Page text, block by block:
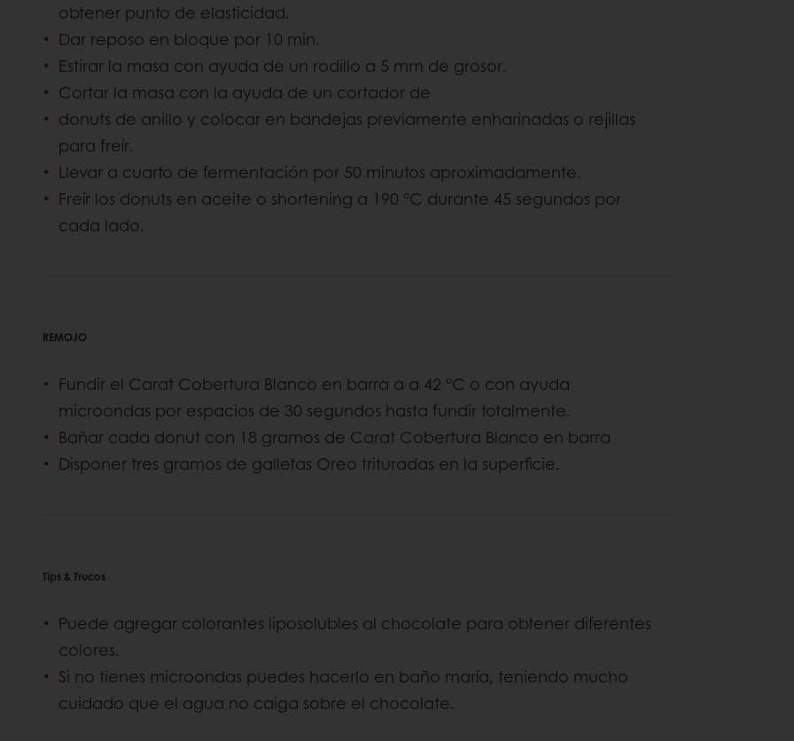
obtener punto de elasticidad.
Dar reposo en bloque por 10 min.
Estirar la masa con ayuda de un rodillo a 5 mm de grosor.
Cortar la masa con la ayuda de un cortador de
donuts de anillo y colocar en bandejas previamente enharinadas o rejillas
para freír.
Llevar a cuarto de fermentación por 50 minutos aproximadamente.
Freír los donuts en aceite o shortening a 190 °C durante 45 segundos por
cada lado.
REMOJO
Fundir el Carat Cobertura Blanco en barra a a 42 °C o con ayuda
microondas por espacios de 30 segundos hasta fundir totalmente.
Bañar cada donut con 18 gramos de Carat Cobertura Blanco en barra
Disponer tres gramos de galletas Oreo trituradas en la superficie.
Tips & Trucos
Puede agregar colorantes liposolubles al chocolate para obtener diferentes
colores.
Si no tienes microondas puedes hacerlo en baño maría, teniendo mucho
cuidado que el agua no caiga sobre el chocolate.